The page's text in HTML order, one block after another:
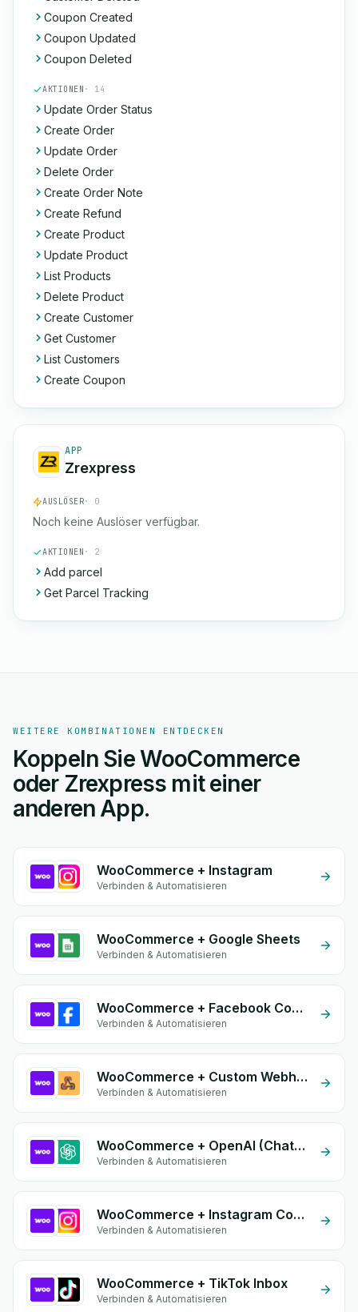
Coupon Created
Coupon Updated
Coupon Deleted
AKTIONEN · 14
Update Order Status
Create Order
Update Order
Delete Order
Create Order Note
Create Refund
Create Product
Update Product
List Products
Delete Product
Create Customer
Get Customer
List Customers
Create Coupon
APP
Zrexpress
AUSLÖSER· 0
Noch keine Auslöser verfügbar.
AKTIONEN · 2
Add parcel
Get Parcel Tracking
WEITERE KOMBINATIONEN ENTDECKEN
Koppeln Sie WooCommerce
oder Zrexpress mit einer
anderen App.
WooCommerce + Instagram
Verbinden & Automatisieren
WooCommerce + Google Sheets
Verbinden & Automatisieren
WooCommerce + Facebook Commerce
Verbinden & Automatisieren
WooCommerce + Custom Webhook
Verbinden & Automatisieren
WooCommerce + OpenAI (ChatGPT)
Verbinden & Automatisieren
WooCommerce + Instagram Comment
Verbinden & Automatisieren
WooCommerce + TikTok Inbox
Verbinden & Automatisieren